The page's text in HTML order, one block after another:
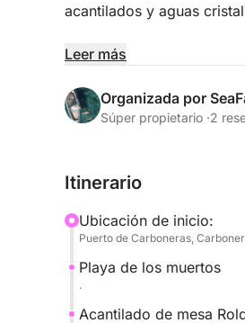
acantilados y aguas
Comenzamos nuestra
naturales talladas por el
del Mediterráneo.
Continuaremos hacia
los acantilados de arena
blancos con el azul
y relajarse.
Leer más
Organizada por
Súper propietario ·2
Itinerario
Ubicación de inicio:
Puerto de Carboneras,
Playa de los muertos
.
Acantilado de mesa